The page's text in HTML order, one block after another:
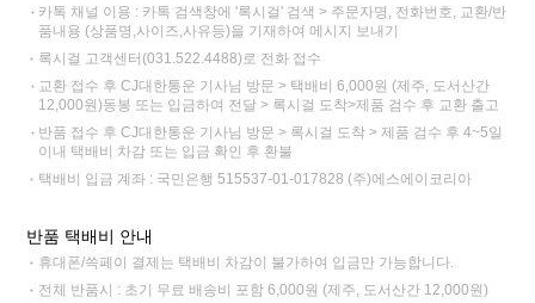
카톡 채널 이용 : 카톡 검색창에 '록시걸' 검색 > 주문자명, 전화번호, 교환/반
품내용 (상품명,사이즈,사유등)을 기재하여 메시지 보내기
록시걸 고객센터(031.522.4488)로 전화 접수
교환 접수 후 CJ대한통운 기사님 방문 > 택배비 6,000원 (제주, 도서산간
12,000원)동봉 또는 입금하여 전달 > 록시걸 도착>제품 검수 후 교환 출고
반품 접수 후 CJ대한통운 기사님 방문 > 록시걸 도착 > 제품 검수 후 4~5일
이내 택배비 차감 또는 입금 확인 후 환불
택배비 입금 계좌 : 국민은행 515537-01-017828 (주)에스에이코리아
반품 택배비 안내
휴대폰/쓱페이 결제는 택배비 차감이 불가하여 입금만 가능합니다.
전체 반품시 : 초기 무료 배송비 포함 6,000원 (제주, 도서산간 12,000원)